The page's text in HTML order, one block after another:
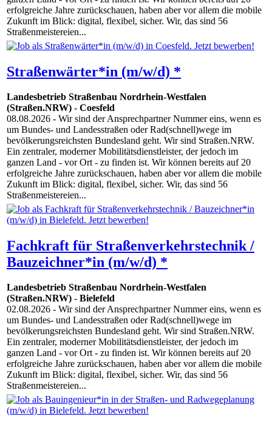
erfolgreiche Jahre zurückschauen, haben aber vor allem die mobile
Zukunft im Blick: digital, flexibel, sicher. Wir, das sind 56
Straßenmeistereien...
Straßenwärter*in (m/w/d) *
Landesbetrieb Straßenbau Nordrhein-Westfalen
(Straßen.NRW) - Coesfeld
08.08.2026 - Wir sind der Ansprechpartner Nummer eins, wenn es
um Bundes- und Landesstraßen oder Rad(schnell)wege im
bevölkerungsreichsten Bundesland geht. Wir sind Straßen.NRW.
Ein zentraler, moderner Mobilitätsdienstleister, der jedoch im
ganzen Land - vor Ort - zu finden ist. Wir können bereits auf 20
erfolgreiche Jahre zurückschauen, haben aber vor allem die mobile
Zukunft im Blick: digital, flexibel, sicher. Wir, das sind 56
Straßenmeistereien...
Fachkraft für Straßenverkehrstechnik /
Bauzeichner*in (m/w/d) *
Landesbetrieb Straßenbau Nordrhein-Westfalen
(Straßen.NRW) - Bielefeld
02.08.2026 - Wir sind der Ansprechpartner Nummer eins, wenn es
um Bundes- und Landesstraßen oder Rad(schnell)wege im
bevölkerungsreichsten Bundesland geht. Wir sind Straßen.NRW.
Ein zentraler, moderner Mobilitätsdienstleister, der jedoch im
ganzen Land - vor Ort - zu finden ist. Wir können bereits auf 20
erfolgreiche Jahre zurückschauen, haben aber vor allem die mobile
Zukunft im Blick: digital, flexibel, sicher. Wir, das sind 56
Straßenmeistereien...